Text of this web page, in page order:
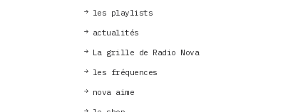
les playlists
actualités
La grille de Radio Nova
les fréquences
nova aime